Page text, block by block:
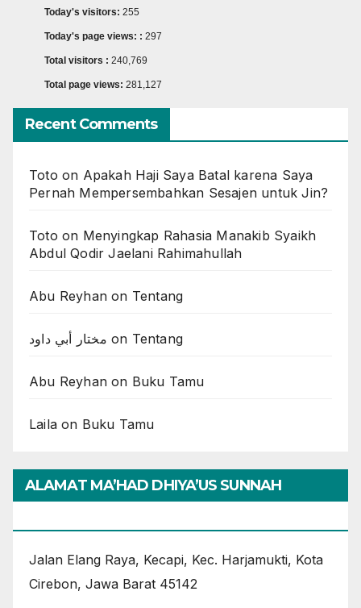
Today's visitors: 255
Today's page views: : 297
Total visitors : 240,769
Total page views: 281,127
Recent Comments
Toto on Apakah Haji Saya Batal karena Saya
Pernah Mempersembahkan Sesajen untuk Jin?
Toto on Menyingkap Rahasia Manakib Syaikh
Abdul Qodir Jaelani Rahimahullah
Abu Reyhan on Tentang
مختار أبي داود on Tentang
Abu Reyhan on Buku Tamu
Laila on Buku Tamu
ALAMAT MA’HAD DHIYA’US SUNNAH
Jalan Elang Raya, Kecapi, Kec. Harjamukti, Kota
Cirebon, Jawa Barat 45142